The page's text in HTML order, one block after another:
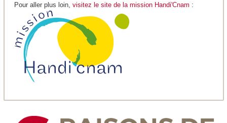
Pour aller plus loin, visitez le site de la mission Handi'Cnam :